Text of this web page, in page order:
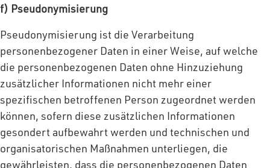
f) Pseudonymisierung
Pseudonymisierung ist die Verarbeitung
personenbezogener Daten in einer Weise, auf welche
die personenbezogenen Daten ohne Hinzuziehung
zusätzlicher Informationen nicht mehr einer
spezifischen betroffenen Person zugeordnet werden
können, sofern diese zusätzlichen Informationen
gesondert aufbewahrt werden und technischen und
organisatorischen Maßnahmen unterliegen, die
gewährleisten, dass die personenbezogenen Daten